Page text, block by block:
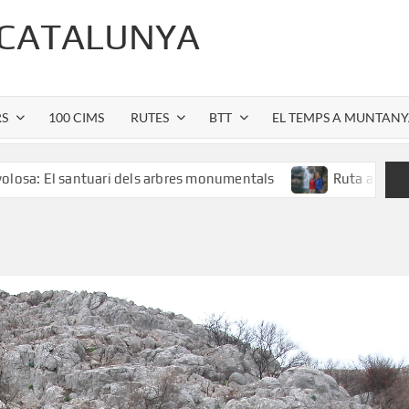
100 CIMS RUTES BTT EL TEMPS A
dels arbres monumentals Ruta al Salt de Sallent: